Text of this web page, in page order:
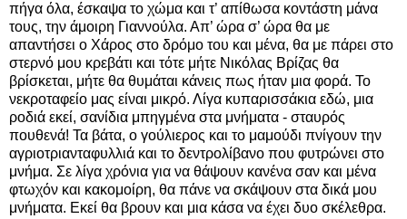
πήγα όλα, έσκαψα το χώμα και τ’ απίθωσα κοντάστη μάνα
τους, την άμοιρη Γιαννούλα. Απ’ ώρα σ’ ώρα θα με
απαντήσει ο Χάρος στο δρόμο του και μένα, θα με πάρει στο
στερνό μου κρεβάτι και τότε μήτε Νικόλας Βρίζας θα
βρίσκεται, μήτε θα θυμάται κάνεις πως ήταν μια φορά. Το
νεκροταφείο μας είναι μικρό. Λίγα κυπαρισσάκια εδώ, μια
ροδιά εκεί, σανίδια μπηγμένα στα μνήματα - σταυρός
πουθενά! Τα βάτα, ο γούλιερος και το μαμούδι πνίγουν την
αγριοτριανταφυλλιά και το δεντρολίβανο που φυτρώνει στο
μνήμα. Σε λίγα χρόνια για να θάψουν κανένα σαν και μένα
φτωχόν και κακομοίρη, θα πάνε να σκάψουν στα δικά μου
μνήματα. Εκεί θα βρουν και μια κάσα να έχει δυο σκέλεθρα.